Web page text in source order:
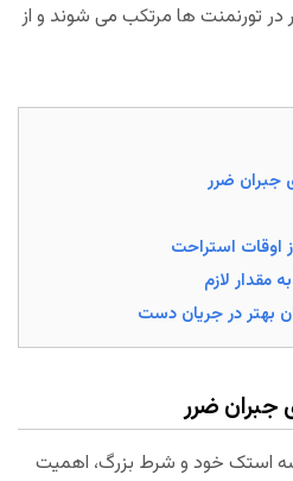
در تورنمنت ها مرتکب می شوند و از
جبران ضرر
اوقات استراحت
لازم
بهتر در جریان دست
جبران ضرر
استک خود و شرط بزرگ، اهمیت